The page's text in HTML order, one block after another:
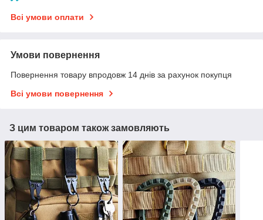
Всі умови оплати
Умови повернення
Повернення товару впродовж 14 днів за рахунок покупця
Всі умови повернення
З цим товаром також замовляють